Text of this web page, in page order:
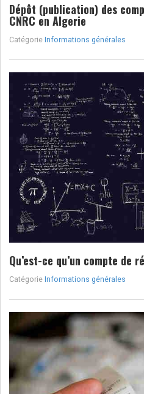
Dépôt (publication) des
CNRC en Algerie
Catégorie Informations générales
Qu’est-ce qu’un compte de
Catégorie Informations générales